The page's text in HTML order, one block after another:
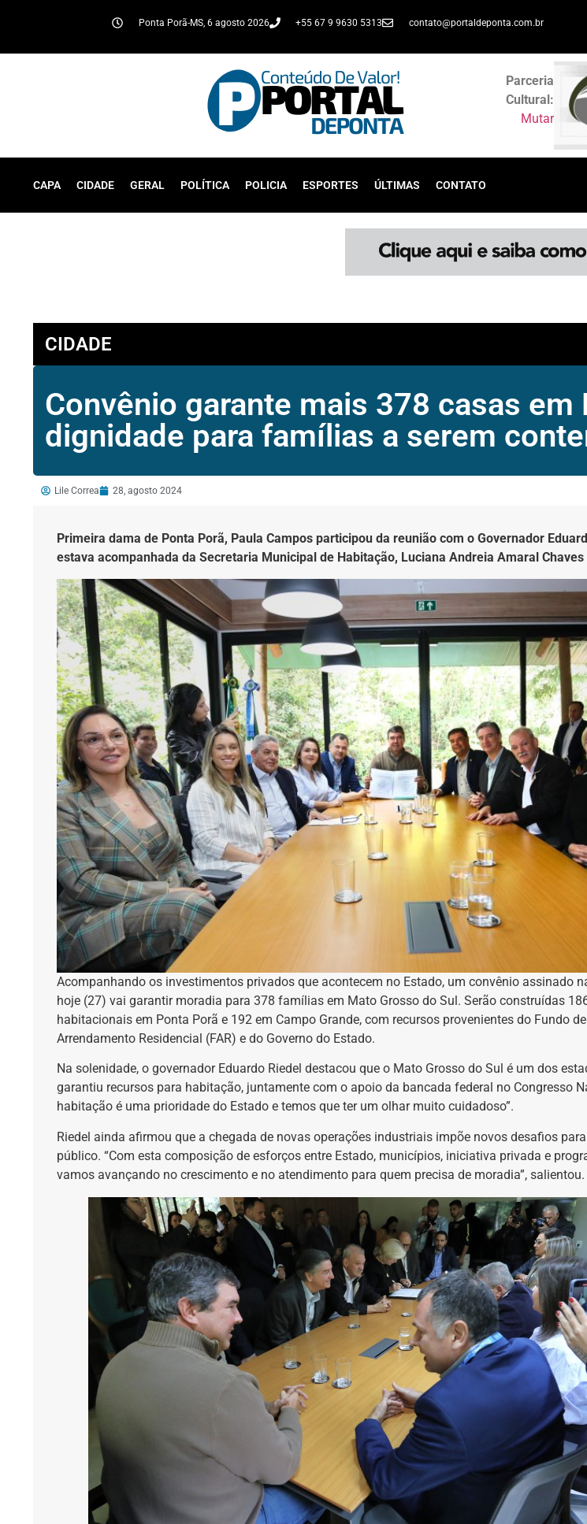
Ponta Porã-MS, 6 agosto 2026 +55 67 9 9630 5313 contato@portaldeponta.com.br
Parceria
Cultural:
Mutar
CAPA CIDADE GERAL POLÍTICA POLICIA ESPORTES ÚLTIMAS CONTATO
CIDADE
Convênio garante mais 378 casas em
dignidade para famílias a serem
Lile Correa 28, agosto 2024
Primeira dama de Ponta Porã, Paula Campos participou da reunião com o Governador
estava acompanhada da Secretaria Municipal de Habitação, Luciana Andreia Amaral Chaves
Acompanhando os investimentos privados que acontecem no Estado, um convênio assinado
hoje (27) vai garantir moradia para 378 famílias em Mato Grosso do Sul. Serão construídas
habitacionais em Ponta Porã e 192 em Campo Grande, com recursos provenientes do Fundo de
Arrendamento Residencial (FAR) e do Governo do Estado.
Na solenidade, o governador Eduardo Riedel destacou que o Mato Grosso do Sul é um dos
garantiu recursos para habitação, juntamente com o apoio da bancada federal no Congresso
habitação é uma prioridade do Estado e temos que ter um olhar muito cuidadoso”.
Riedel ainda afirmou que a chegada de novas operações industriais impõe novos desafios
público. “Com esta composição de esforços entre Estado, municípios, iniciativa privada e
vamos avançando no crescimento e no atendimento para quem precisa de moradia”, salientou.